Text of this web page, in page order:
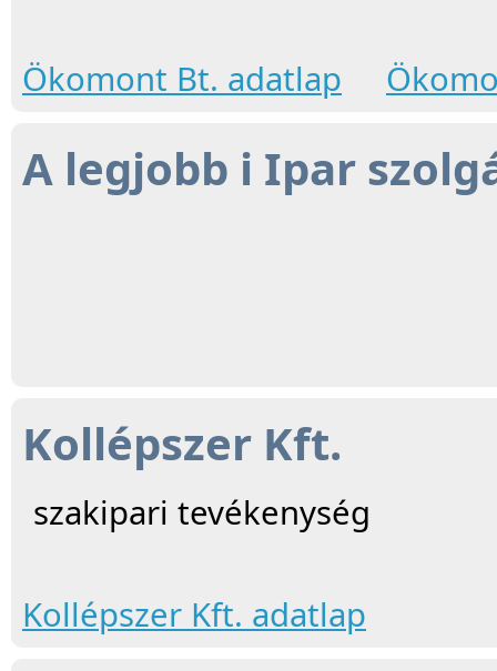
Ökomont Bt. adatlap
A legjobb i Ipar
Kollépszer Kft.
szakipari tevékenység
Kollépszer Kft. adatlap